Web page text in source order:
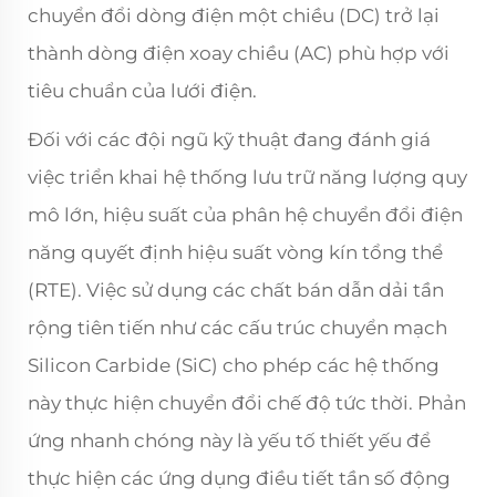
chuyển đổi dòng điện một chiều (DC) trở lại
thành dòng điện xoay chiều (AC) phù hợp với
tiêu chuẩn của lưới điện.
Đối với các đội ngũ kỹ thuật đang đánh giá
việc triển khai hệ thống lưu trữ năng lượng quy
mô lớn, hiệu suất của phân hệ chuyển đổi điện
năng quyết định hiệu suất vòng kín tổng thể
(RTE). Việc sử dụng các chất bán dẫn dải tần
rộng tiên tiến như các cấu trúc chuyển mạch
Silicon Carbide (SiC) cho phép các hệ thống
này thực hiện chuyển đổi chế độ tức thời. Phản
ứng nhanh chóng này là yếu tố thiết yếu để
thực hiện các ứng dụng điều tiết tần số động